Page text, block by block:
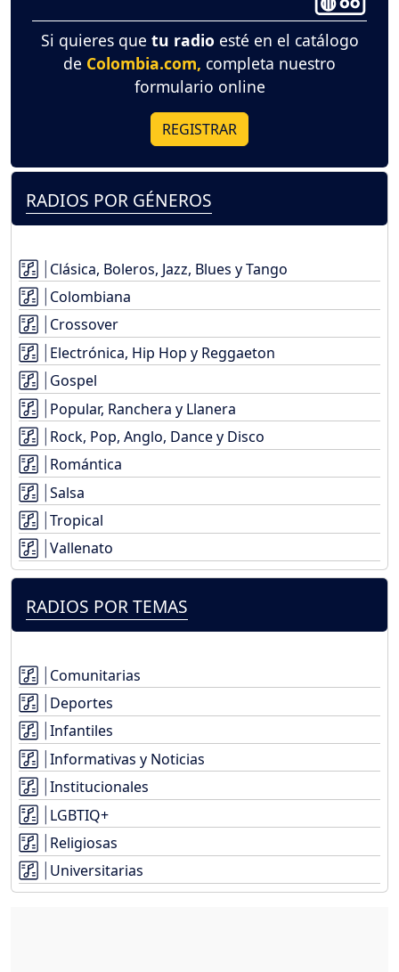
Si quieres que tu radio esté en el catálogo
de Colombia.com, completa nuestro
formulario online
REGISTRAR
RADIOS POR GÉNEROS
Clásica, Boleros, Jazz, Blues y Tango
Colombiana
Crossover
Electrónica, Hip Hop y Reggaeton
Gospel
Popular, Ranchera y Llanera
Rock, Pop, Anglo, Dance y Disco
Romántica
Salsa
Tropical
Vallenato
RADIOS POR TEMAS
Comunitarias
Deportes
Infantiles
Informativas y Noticias
Institucionales
LGBTIQ+
Religiosas
Universitarias